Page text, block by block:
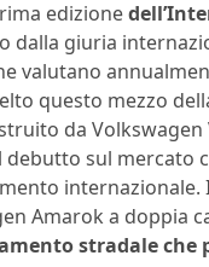
edizione
dalla giuria
valutano
questo mezzo
da Volkswagen
debutto sul mercato
internazionale.
Amarok a doppia
stradale che